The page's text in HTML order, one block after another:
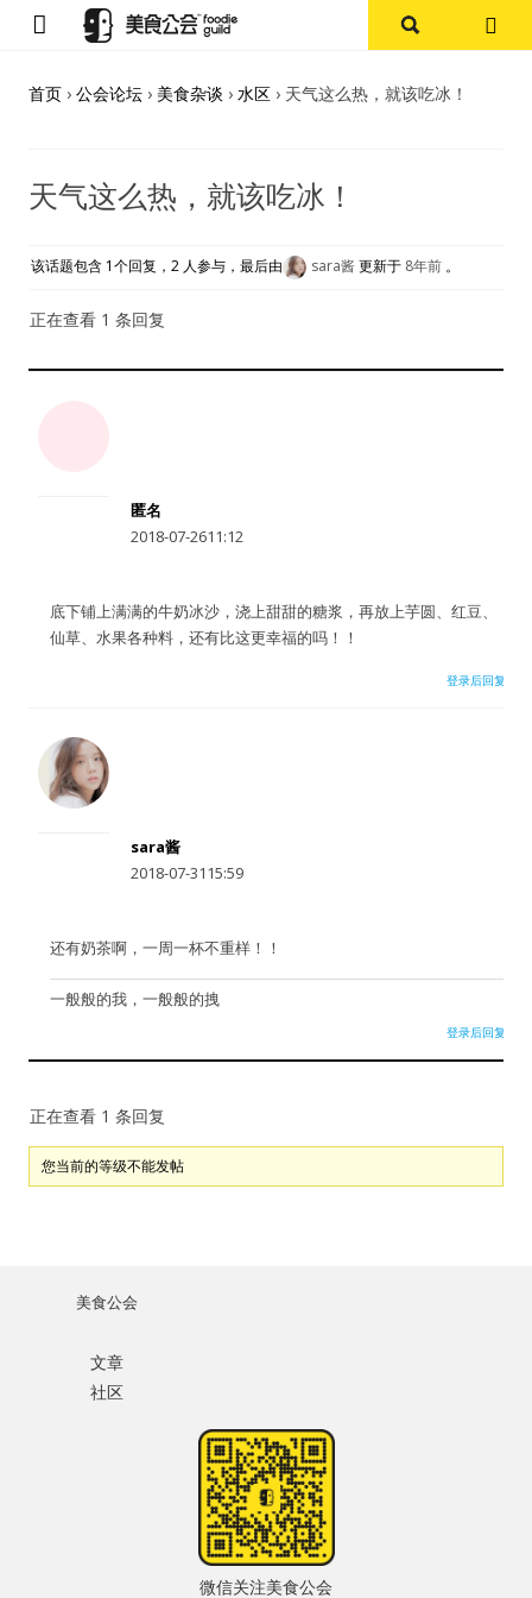
密码
没帐号？注册一个
探店报告
杭州
其他
公会活动
首页 › 公会论坛 › 美食杂谈 › 水区 › 天气这么热，就该吃冰！
天气这么热，就该吃冰！
该话题包含 1个回复，2 人参与，最后由 sara酱更新于 8年前 。
正在查看 1 条回复
匿名
2018-07-2611:12
底下铺上满满的牛奶冰沙，浇上甜甜的糖浆，再放上芋圆、红豆、
仙草、水果各种料，还有比这更幸福的吗！！
登录后回复
sara酱
2018-07-3115:59
还有奶茶啊，一周一杯不重样！！
一般般的我，一般般的拽
登录后回复
正在查看 1 条回复
您当前的等级不能发帖
美食公会
文章
社区
微信关注美食公会